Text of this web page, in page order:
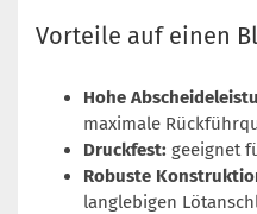
Vorteile auf einen
Hohe
maximale
Druckfest: geeignet
Robuste
langlebigen